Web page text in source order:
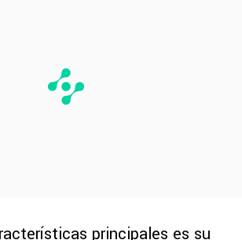
principales es su